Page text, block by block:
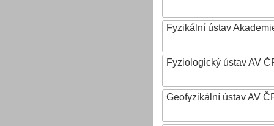
Fyzikální ústav
Fyziologický ústav AV
Geofyzikální ústav AV